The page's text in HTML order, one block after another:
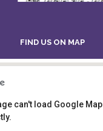
FIND US ON MAP
can't load Google Maps